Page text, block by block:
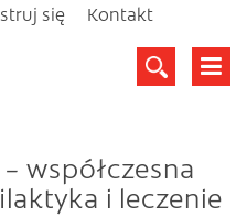
się Kontakt
współczesna
i leczenie